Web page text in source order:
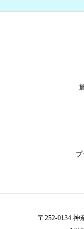
〒252-0134 神